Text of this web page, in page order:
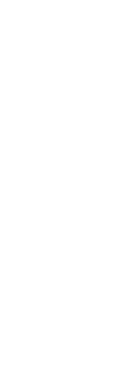
Finalizada la
coordinado con
realizó la
Capilla Real,
En paralelo, y
prensa en la
también en el
Este acto, que
Toma, contará
de una
mano de Juan
En una nota de